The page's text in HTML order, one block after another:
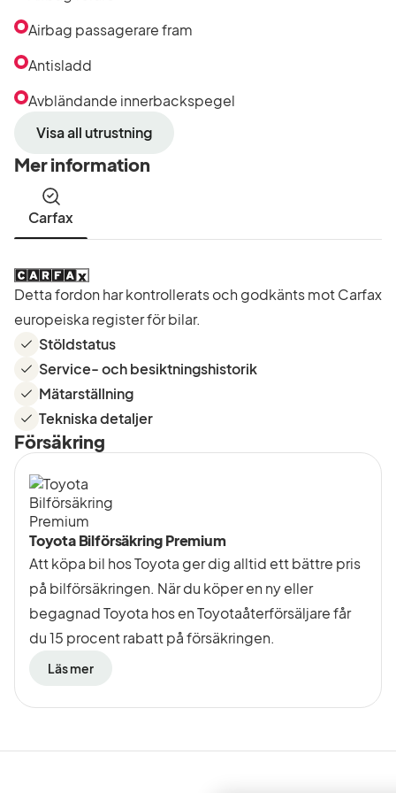
Airbag passagerare fram
Antisladd
Avbländande innerbackspegel
Visa all utrustning
Mer information
Carfax
Detta fordon har kontrollerats och godkänts mot Carfax
europeiska register för bilar.
Stöldstatus
Service- och besiktningshistorik
Mätarställning
Tekniska detaljer
Försäkring
Toyota Bilförsäkring Premium
Att köpa bil hos Toyota ger dig alltid ett bättre pris
på bilförsäkringen. När du köper en ny eller
begagnad Toyota hos en Toyotaåterförsäljare får
du 15 procent rabatt på försäkringen.
Läs mer